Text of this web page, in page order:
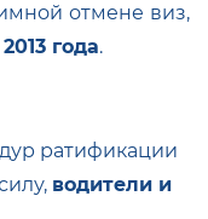
отмене виз,
года.
ратификации
водители и